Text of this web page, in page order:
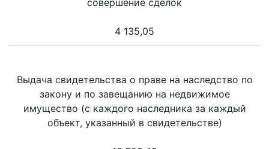
4 135,05
Выдача свидетельства о праве на наследство по
закону и по завещанию на недвижимое
имущество (с каждого наследника за каждый
объект, указанный в свидетельстве)